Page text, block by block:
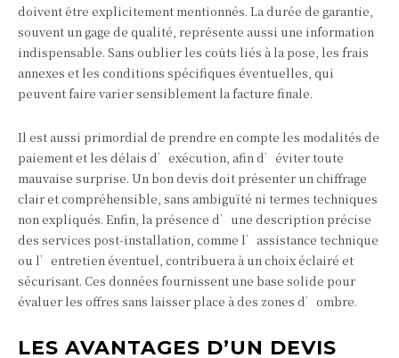
doivent être explicitement mentionnés. La durée de garantie,
souvent un gage de qualité, représente aussi une information
indispensable. Sans oublier les coûts liés à la pose, les frais
annexes et les conditions spécifiques éventuelles, qui
peuvent faire varier sensiblement la facture finale.
Il est aussi primordial de prendre en compte les modalités de
paiement et les délais d’exécution, afin d’éviter toute
mauvaise surprise. Un bon devis doit présenter un chiffrage
clair et compréhensible, sans ambiguïté ni termes techniques
non expliqués. Enfin, la présence d’une description précise
des services post-installation, comme l’assistance technique
ou l’entretien éventuel, contribuera à un choix éclairé et
sécurisant. Ces données fournissent une base solide pour
évaluer les offres sans laisser place à des zones d’ombre.
LES AVANTAGES D’UN DEVIS